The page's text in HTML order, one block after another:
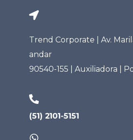
Trend Corporate | Av.
andar
90540-155 | Auxiliadora |
(51) 2101-5151